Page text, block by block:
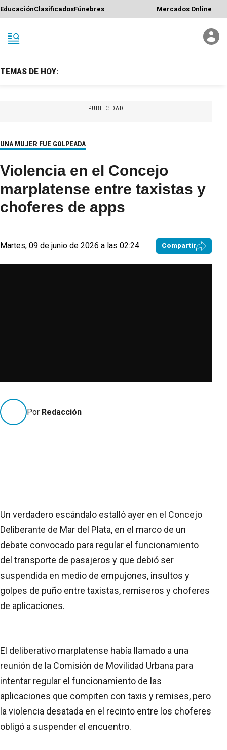
EducaciónClasificadosFúnebres Mercados Online
TEMAS DE HOY:
PUBLICIDAD
UNA MUJER FUE GOLPEADA
Violencia en el Concejo
marplatense entre taxistas y
choferes de apps
Martes, 09 de junio de 2026 a las 02:24 Compartir
Por Redacción
Un verdadero escándalo estalló ayer en el Concejo
Deliberante de Mar del Plata, en el marco de un
debate convocado para regular el funcionamiento
del transporte de pasajeros y que debió ser
suspendida en medio de empujones, insultos y
golpes de puño entre taxistas, remiseros y choferes
de aplicaciones.
El deliberativo marplatense había llamado a una
reunión de la Comisión de Movilidad Urbana para
intentar regular el funcionamiento de las
aplicaciones que compiten con taxis y remises, pero
la violencia desatada en el recinto entre los choferes
obligó a suspender el encuentro.